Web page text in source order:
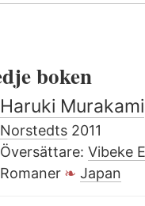
boken
Haruki Murakami
Norstedts 2011
Översättare: Vibeke
Romaner
Japan